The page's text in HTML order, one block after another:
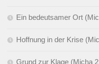
Ein bedeutsamer Ort
Hoffnung in der Krise
Grund zur Klage (Micha